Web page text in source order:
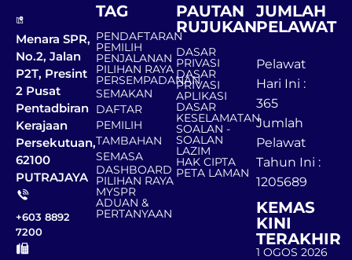
Menara SPR,
No.2, Jalan
P2T, Presint
2 Pusat
Pentadbiran
Kerajaan
Persekutuan,
62100
PUTRAJAYA
+603 8892
7200
TAG
PENDAFTARAN
PEMILIH
PENJALANAN
PILIHAN RAYA
PERSEMPADANAN
SEMAKAN
DAFTAR
PEMILIH
TAMBAHAN
SEMASA
DASHBOARD
PILIHAN RAYA
MYSPR
ADUAN &
PERTANYAAN
PAUTAN
RUJUKAN
DASAR
PRIVASI
DASAR
PRIVASI
APLIKASI
DASAR
KESELAMATAN
SOALAN -
SOALAN
LAZIM
HAK CIPTA
PETA LAMAN
JUMLAH
PELAWAT
Pelawat
Hari Ini :
365
Jumlah
Pelawat
Tahun Ini :
1205689
KEMAS
KINI
TERAKHIR
1 OGOS 2026